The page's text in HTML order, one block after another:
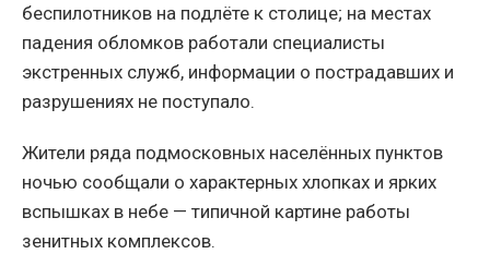
беспилотников на подлёте к столице; на местах
падения обломков работали специалисты
экстренных служб, информации о пострадавших и
разрушениях не поступало.
Жители ряда подмосковных населённых пунктов
ночью сообщали о характерных хлопках и ярких
вспышках в небе — типичной картине работы
зенитных комплексов.